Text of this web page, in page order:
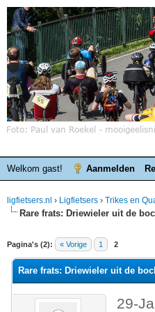
Welkom gast! Aanmelden
ligfietsers.nl › Ligfietsers › Trikes en
Rare frats: Driewieler uit de
Pagina's (2): « Vorige 1 2
waardering is 0
Rare frats: Driewieler uit de
29-